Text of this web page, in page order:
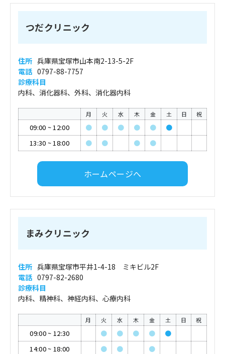
つだクリニック
住所 兵庫県宝塚市山本南2-13-5-2F
電話 0797-88-7757
診療科目
内科、消化器科、外科、消化器内科
月 火 水 木 金 土 日 祝
09:00 ~12:00 ● ● ● ● ●
●
13:30 ~18:00 ● ● ● ●
ホームページへ
まみクリニック
住所 兵庫県宝塚市平井1-4-18 ミキビル2F
電話 0797-82-2680
診療科目
内科、精神科、神経内科、心療内科
月 火 水 木 金 土 日 祝
09:00~ 12:30 ● ● ● ●
●
14:00~ 18:00 ● ●
●